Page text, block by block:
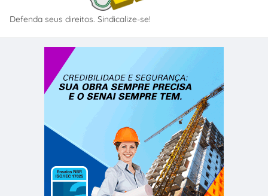
Defenda seus direitos. Sindicalize-se!